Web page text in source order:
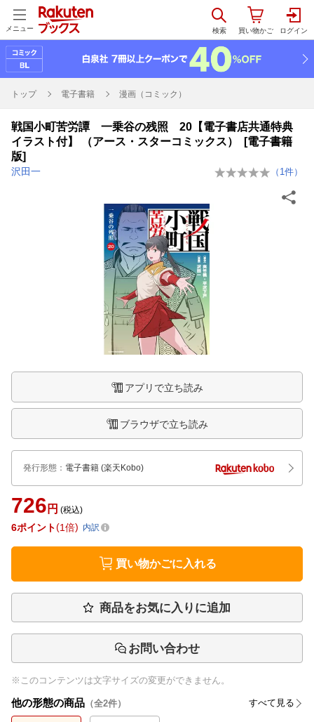
メニュー
トップ 電子書籍 漫画（コミック）
戦国小町苦労譚 一乗谷の残照 20【電子書店共通特典
イラスト付】 （アース・スターコミックス） [電子書籍
版]
沢田一 （ 1 件）
アプリで立ち読み
ブラウザで立ち読み
発行形態 ： 電子書籍 (楽天Kobo)
726 円 (税込)
6ポイント 1倍 内訳
買い物かごに入れる
商品をお気に入りに追加
お問い合わせ
※このコンテンツは文字サイズの変更ができません。
他の形態の商品 （全2件） すべて見る